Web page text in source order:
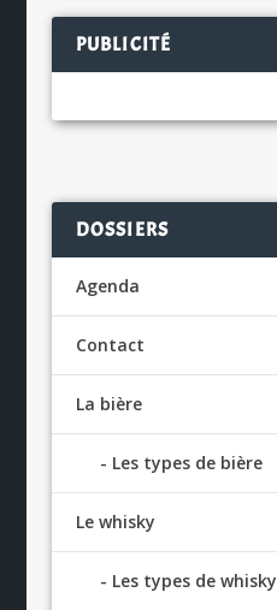
PUBLICITÉ
DOSSIERS
Agenda
Contact
La bière
Les types de bière
Le whisky
Les types de whisky